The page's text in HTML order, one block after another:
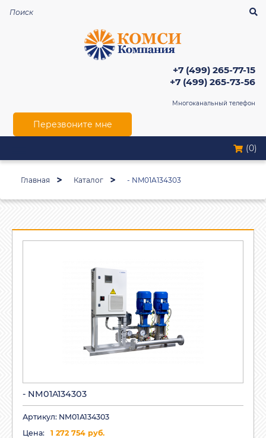
+7 (499) 265-77-15
+7 (499) 265-73-56
Многоканальный телефон
Перезвоните мне
(0)
Главная Каталог - NM01A134303
- NM01A134303
Артикул: NM01A134303
Цена:
1 272 754 руб.